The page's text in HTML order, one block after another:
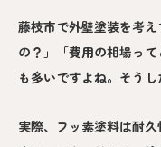
藤枝市で外壁塗装を考
の？」「費用の相場っ
も多いですよね。そう
実際、フッ素塗料は耐